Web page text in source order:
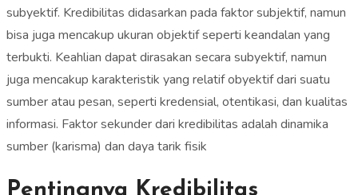
subyektif. Kredibilitas didasarkan pada faktor subjektif, namun
bisa juga mencakup ukuran objektif seperti keandalan yang
terbukti. Keahlian dapat dirasakan secara subyektif, namun
juga mencakup karakteristik yang relatif obyektif dari suatu
sumber atau pesan, seperti kredensial, otentikasi, dan kualitas
informasi. Faktor sekunder dari kredibilitas adalah dinamika
sumber (karisma) dan daya tarik fisik
Pentingnya Kredibilitas